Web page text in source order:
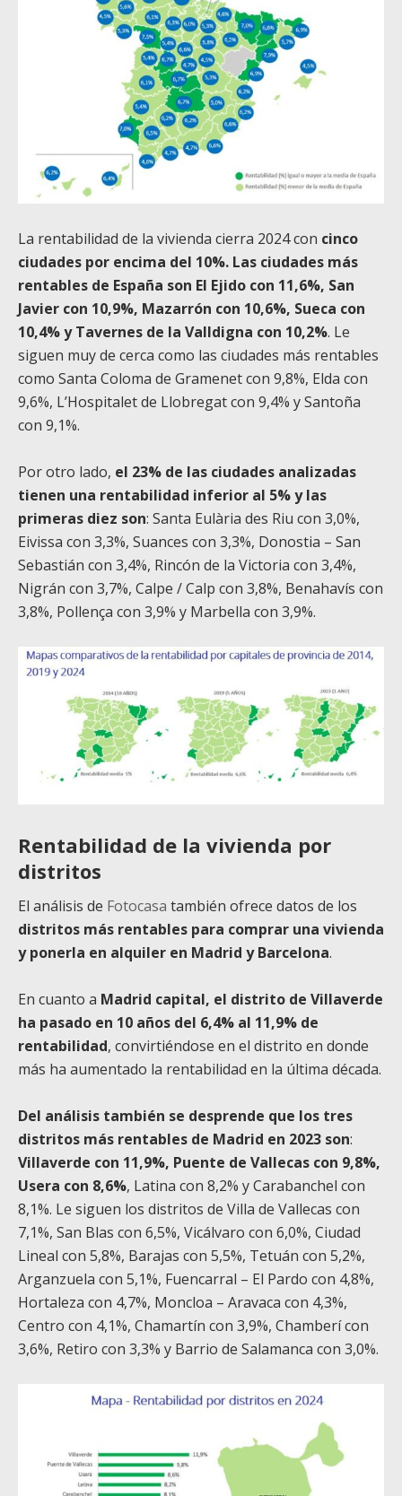
La rentabilidad de la vivienda cierra 2024 con cinco
ciudades por encima del 10%. Las ciudades más
rentables de España son El Ejido con 11,6%, San
Javier con 10,9%, Mazarrón con 10,6%, Sueca con
10,4% y Tavernes de la Valldigna con 10,2%. Le
siguen muy de cerca como las ciudades más rentables
como Santa Coloma de Gramenet con 9,8%, Elda con
9,6%, L’Hospitalet de Llobregat con 9,4% y Santoña
con 9,1%.
Por otro lado, el 23% de las ciudades analizadas
tienen una rentabilidad inferior al 5% y las
primeras diez son: Santa Eulària des Riu con 3,0%,
Eivissa con 3,3%, Suances con 3,3%, Donostia – San
Sebastián con 3,4%, Rincón de la Victoria con 3,4%,
Nigrán con 3,7%, Calpe / Calp con 3,8%, Benahavís con
3,8%, Pollença con 3,9% y Marbella con 3,9%.
Rentabilidad de la vivienda por
distritos
El análisis de Fotocasa también ofrece datos de los
distritos más rentables para comprar una vivienda
y ponerla en alquiler en Madrid y Barcelona.
En cuanto a Madrid capital, el distrito de Villaverde
ha pasado en 10 años del 6,4% al 11,9% de
rentabilidad, convirtiéndose en el distrito en donde
más ha aumentado la rentabilidad en la última década.
Del análisis también se desprende que los tres
distritos más rentables de Madrid en 2023 son:
Villaverde con 11,9%, Puente de Vallecas con 9,8%,
Usera con 8,6%, Latina con 8,2% y Carabanchel con
8,1%. Le siguen los distritos de Villa de Vallecas con
7,1%, San Blas con 6,5%, Vicálvaro con 6,0%, Ciudad
Lineal con 5,8%, Barajas con 5,5%, Tetuán con 5,2%,
Arganzuela con 5,1%, Fuencarral – El Pardo con 4,8%,
Hortaleza con 4,7%, Moncloa – Aravaca con 4,3%,
Centro con 4,1%, Chamartín con 3,9%, Chamberí con
3,6%, Retiro con 3,3% y Barrio de Salamanca con 3,0%.